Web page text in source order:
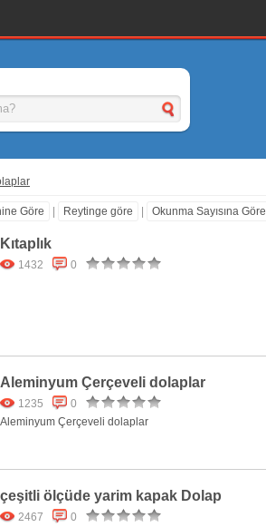
Göre Reytinge göre Okunma Sayısına Göre
Kıtaplık
1432 0
Aleminyum Çerçeveli dolaplar
1235
0
Aleminyum Çerçeveli dolaplar
çeşitli ölçüde yarim kapak Dolap
2467
0